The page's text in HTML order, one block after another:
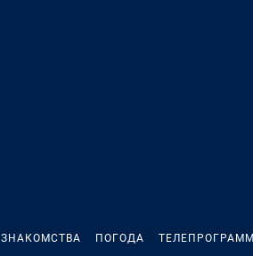
ЗНАКОМСТВА ПОГОДА